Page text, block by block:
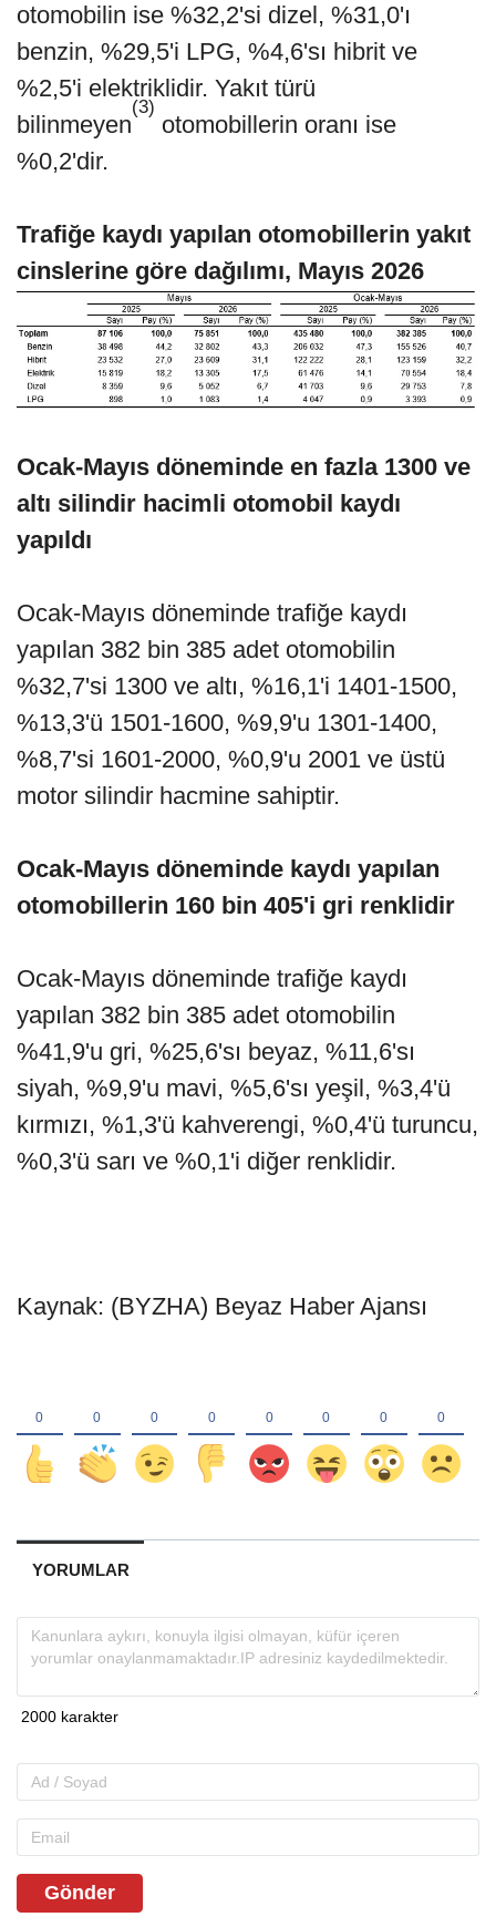
otomobilin ise %32,2'si dizel, %31,0'ı
benzin, %29,5'i LPG, %4,6'sı hibrit ve
%2,5'i elektriklidir. Yakıt türü
bilinmeyen
(3)
otomobillerin oranı ise
%0,2'dir.
Trafiğe kaydı yapılan otomobillerin yakıt
cinslerine göre dağılımı, Mayıs 2026
Ocak-Mayıs döneminde en fazla 1300 ve
altı silindir hacimli otomobil kaydı
yapıldı
Ocak-Mayıs döneminde trafiğe kaydı
yapılan 382 bin 385 adet otomobilin
%32,7'si 1300 ve altı, %16,1'i 1401-1500,
%13,3'ü 1501-1600, %9,9'u 1301-1400,
%8,7'si 1601-2000, %0,9'u 2001 ve üstü
motor silindir hacmine sahiptir.
Ocak-Mayıs döneminde kaydı yapılan
otomobillerin 160 bin 405'i gri renklidir
Ocak-Mayıs döneminde trafiğe kaydı
yapılan 382 bin 385 adet otomobilin
%41,9'u gri, %25,6'sı beyaz, %11,6'sı
siyah, %9,9'u mavi, %5,6'sı yeşil, %3,4'ü
kırmızı, %1,3'ü kahverengi, %0,4'ü turuncu,
%0,3'ü sarı ve %0,1'i diğer renklidir.
Kaynak: (BYZHA) Beyaz Haber Ajansı
YORUMLAR
Gönder